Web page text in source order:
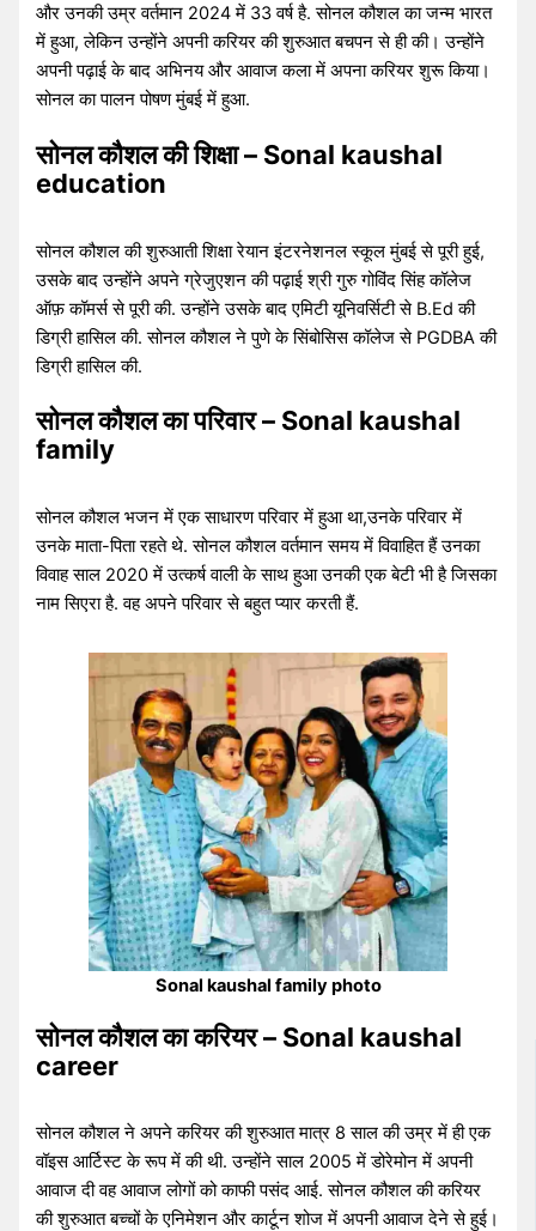
और उनकी उम्र वर्तमान 2024 में 33 वर्ष है. सोनल कौशल का जन्म भारत
में हुआ, लेकिन उन्होंने अपनी करियर की शुरुआत बचपन से ही की। उन्होंने
अपनी पढ़ाई के बाद अभिनय और आवाज कला में अपना करियर शुरू किया।
सोनल का पालन पोषण मुंबई में हुआ.
सोनल कौशल की शिक्षा – Sonal kaushal
education
सोनल कौशल की शुरुआती शिक्षा रेयान इंटरनेशनल स्कूल मुंबई से पूरी हुई,
उसके बाद उन्होंने अपने ग्रेजुएशन की पढ़ाई श्री गुरु गोविंद सिंह कॉलेज
ऑफ़ कॉमर्स से पूरी की. उन्होंने उसके बाद एमिटी यूनिवर्सिटी से B.Ed की
डिग्री हासिल की. सोनल कौशल ने पुणे के सिंबोसिस कॉलेज से PGDBA की
डिग्री हासिल की.
सोनल कौशल का परिवार – Sonal kaushal
family
सोनल कौशल भजन में एक साधारण परिवार में हुआ था,उनके परिवार में
उनके माता-पिता रहते थे. सोनल कौशल वर्तमान समय में विवाहित हैं उनका
विवाह साल 2020 में उत्कर्ष वाली के साथ हुआ उनकी एक बेटी भी है जिसका
नाम सिएरा है. वह अपने परिवार से बहुत प्यार करती हैं.
Sonal kaushal family photo
सोनल कौशल का करियर – Sonal kaushal
career
सोनल कौशल ने अपने करियर की शुरुआत मात्र 8 साल की उम्र में ही एक
वॉइस आर्टिस्ट के रूप में की थी. उन्होंने साल 2005 में डोरेमोन में अपनी
आवाज दी वह आवाज लोगों को काफी पसंद आई. सोनल कौशल की करियर
की शुरुआत बच्चों के एनिमेशन और कार्टून शोज में अपनी आवाज देने से हुई।